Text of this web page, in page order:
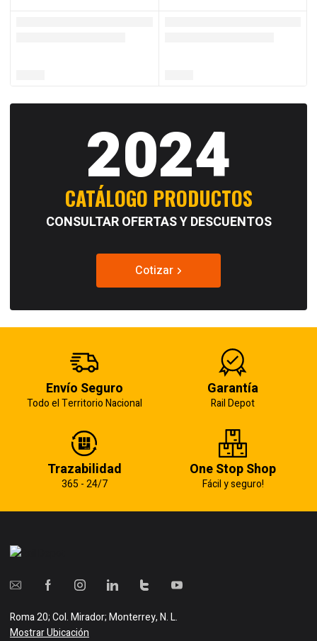
2024
CATÁLOGO PRODUCTOS
CONSULTAR OFERTAS Y DESCUENTOS
Cotizar
Envío Seguro
Todo el Territorio Nacional
Garantía
Rail Depot
Trazabilidad
365 - 24/7
One Stop Shop
Fácil y seguro!
Roma 20; Col. Mirador; Monterrey, N. L.
Mostrar Ubicación